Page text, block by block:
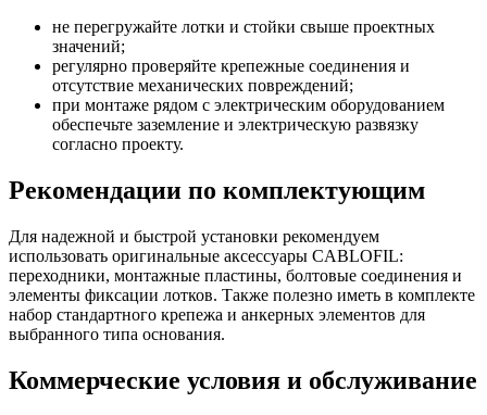
не перегружайте лотки и стойки свыше проектных
значений;
регулярно проверяйте крепежные соединения и
отсутствие механических повреждений;
при монтаже рядом с электрическим оборудованием
обеспечьте заземление и электрическую развязку
согласно проекту.
Рекомендации по комплектующим
Для надежной и быстрой установки рекомендуем
использовать оригинальные аксессуары CABLOFIL:
переходники, монтажные пластины, болтовые соединения и
элементы фиксации лотков. Также полезно иметь в комплекте
набор стандартного крепежа и анкерных элементов для
выбранного типа основания.
Коммерческие условия и обслуживание